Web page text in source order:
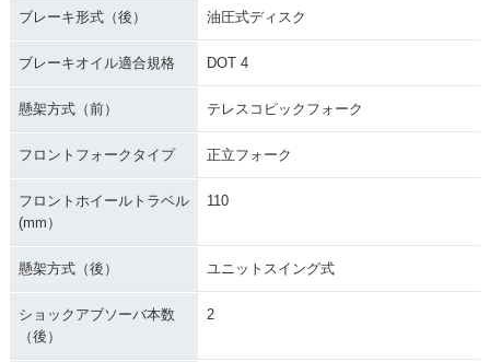
ブレーキ形式（後） 油圧式ディスク
ブレーキオイル適合規格 DOT 4
懸架方式（前） テレスコピックフォーク
フロントフォークタイプ 正立フォーク
フロントホイールトラベル
(mm）
110
懸架方式（後） ユニットスイング式
ショックアブソーバ本数
（後）
2